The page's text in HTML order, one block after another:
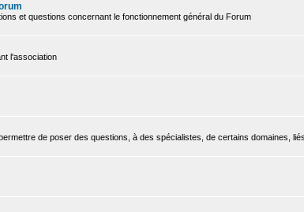
et questions concernant le fonctionnement général du Forum
l'association
de poser des questions, à des spécialistes, de certains domaines,